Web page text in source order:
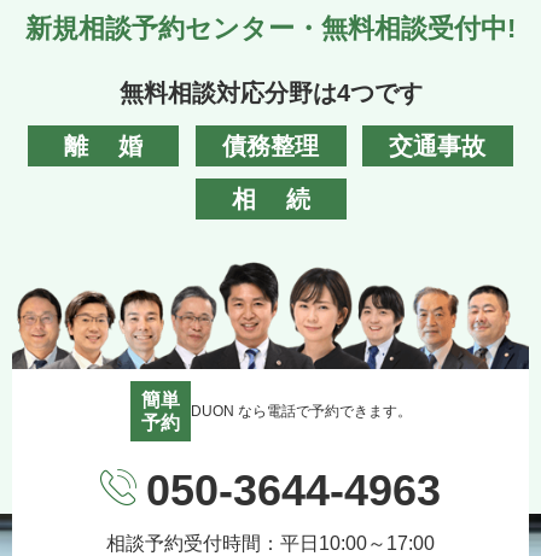
新規相談予約センター・無料相談受付中!
無料相談対応分野は4つです
離婚
債務整理
交通事故
相続
簡単
予約
DUON なら電話で予約できます。
050-3644-4963
相談予約受付時間：平日10:00～17:00